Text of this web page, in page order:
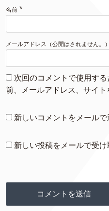
名前 *
メールアドレス（公開はされません。）
次回のコメントで使用す
前、メールアドレス、サイト
新しいコメントをメールで
新しい投稿をメールで受け